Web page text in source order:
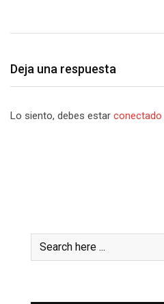
Deja una respuesta
Lo siento, debes estar conectado